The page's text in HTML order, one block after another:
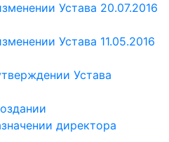
Устава 20.07.2016
Устава 11.05.2016
Устава
директора